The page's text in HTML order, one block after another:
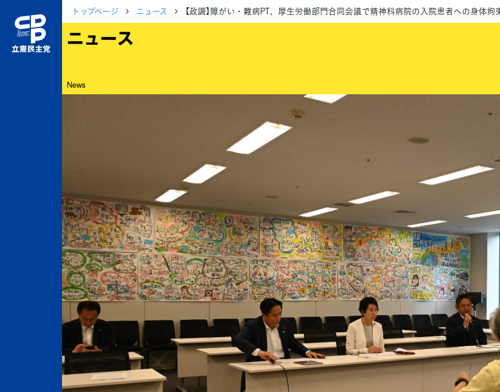
トップページ ニュース 【政調】障がい・難病PT、厚生労働部門合同会議で精神科病院の入院患者への身体
ニュース
News